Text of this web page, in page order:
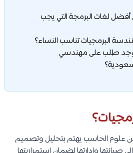
أفضل لغات البرمجة التي يجب
طلب على مهندسي
علوم الحاسب يهتم بتحليل وتصميم